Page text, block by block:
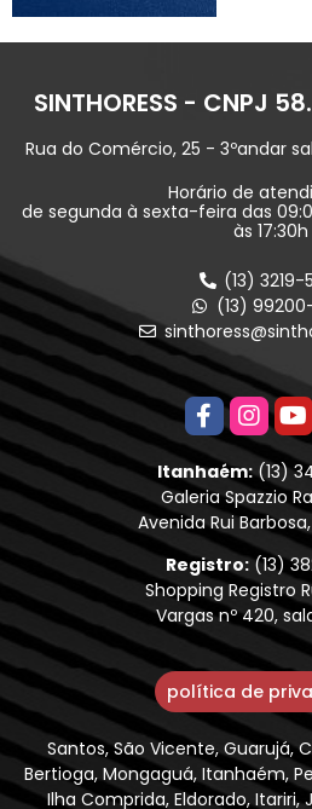
SINTHORESS - CNPJ
Rua do Comércio, 25 - 3ºandar
Horário de
de segunda à sexta-feira das
às 17:30h
(13) 3219-
(13)
Itanhaém:(13)
Galeria Spazzio
Avenida Rui Barbosa,
Registro:(13)
Shopping Registro
Vargas nº 420,
política de
Santos, São Vicente, Guarujá,
Bertioga, Mongaguá, Itanhaém,
Ilha Comprida, Eldorado, Itariri,